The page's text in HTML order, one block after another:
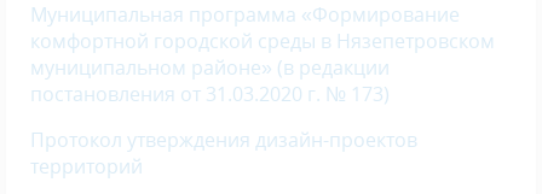
Муниципальная программа «Формирование
комфортной городской среды в Нязепетровском
муниципальном районе» (в редакции
постановления от 31.03.2020 г. № 173)
Протокол утверждения дизайн-проектов
территорий